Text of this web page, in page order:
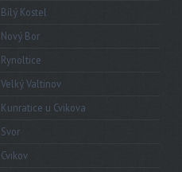
Bílý Kostel
Nový Bor
Rynoltice
Velký Valtinov
Kunratice u Cvikova
Svor
Cvikov